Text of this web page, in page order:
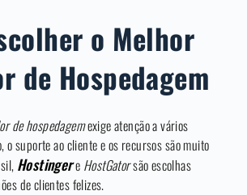
o Melhor
de Hospedagem
de hospedagemexige atenção a vários
o suporte ao cliente e os recursos são muito
Hostingere HostGatorsão escolhas
de clientes felizes.